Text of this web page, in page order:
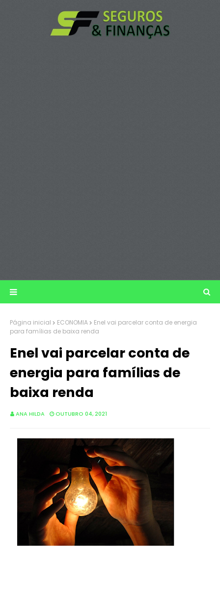
Página inicial ECONOMIA
Enel vai parcelar conta de energia
para famílias de baixa renda
Enel vai parcelar conta de
energia para famílias de
baixa renda
ANA HILDA OUTUBRO 04, 2021